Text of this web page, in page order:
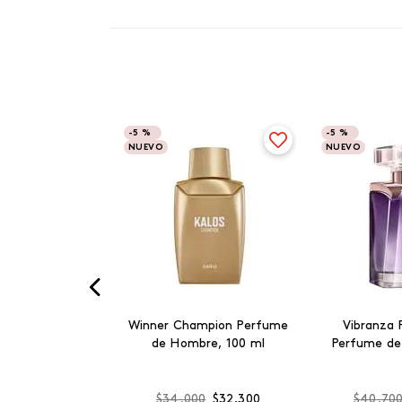
-5 %
NUEVO
Winner Champion Perfume
de Hombre, 100 ml
-5 %
NUEVO
Vibranza
Perfume